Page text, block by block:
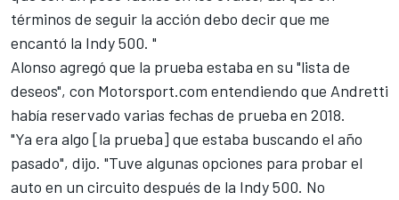
términos de seguir la acción debo decir que me
encantó la Indy 500. "
Alonso agregó que la prueba estaba en su "lista de
deseos", con Motorsport.com entendiendo que Andretti
había reservado varias fechas de prueba en 2018.
"Ya era algo [la prueba] que estaba buscando el año
pasado", dijo. "Tuve algunas opciones para probar el
auto en un circuito después de la Indy 500. No